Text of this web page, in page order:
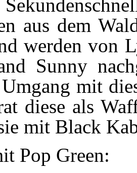
aus dem
werden von
Sunny
mit
diese als
mit Black
Pop Green: